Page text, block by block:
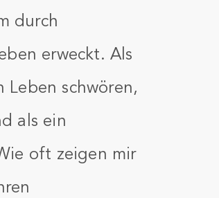
durch
erweckt. Als
Leben schwören,
als ein
oft zeigen mir